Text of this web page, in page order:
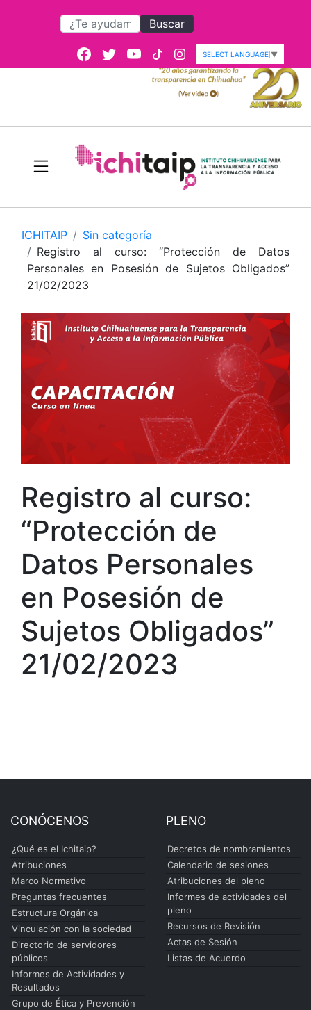
Buscar
SELECT LANGUAGE ▼
ICHITAIP
Sin categoría
Registro al curso: “Protección de Datos
Personales en Posesión de Sujetos Obligados”
21/02/2023
Registro al curso:
“Protección de
Datos Personales
en Posesión de
Sujetos Obligados”
21/02/2023
CONÓCENOS
¿Qué es el Ichitaip?
Atribuciones
Marco Normativo
Preguntas frecuentes
Estructura Orgánica
Vinculación con la sociedad
Directorio de servidores
públicos
Informes de Actividades y
Resultados
Grupo de Ética y Prevención
PLENO
Decretos de nombramientos
Calendario de sesiones
Atribuciones del pleno
Informes de actividades del
pleno
Recursos de Revisión
Actas de Sesión
Listas de Acuerdo